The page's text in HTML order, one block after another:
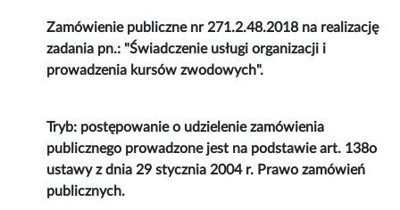
Zamówienie publiczne nr 271.2.48.2018 na realizację
zadania pn.: "Świadczenie usługi organizacji i
prowadzenia kursów zwodowych".
Tryb: postępowanie o udzielenie zamówienia
publicznego prowadzone jest na podstawie art. 138o
ustawy z dnia 29 stycznia 2004 r. Prawo zamówień
publicznych.